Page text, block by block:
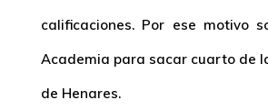
calificaciones. Por ese motivo
Academia para sacar cuarto de
de Henares.